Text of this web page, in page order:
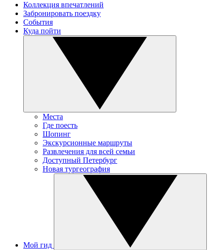
Коллекция впечатлений
Забронировать поездку
События
Куда пойти
Места
Где поесть
Шопинг
Экскурсионные маршруты
Развлечения для всей семьи
Доступный Петербург
Новая тургеография
Мой гид